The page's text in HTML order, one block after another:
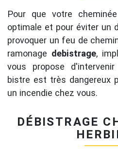
Pour que votre
optimale et pour éviter un
provoquer un feu de
ramonage debistrage,
vous propose
bistre est très dangereux
un incendie chez vous.
DÉBISTRAGE